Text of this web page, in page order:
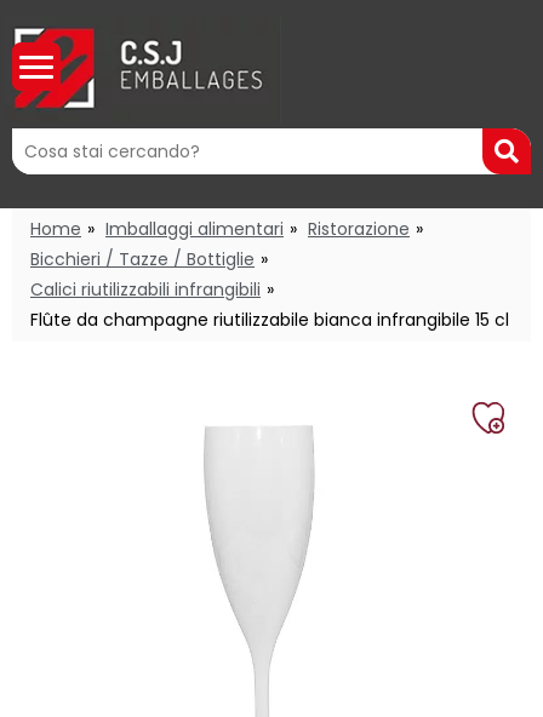
Mots
clés
:
Home Imballaggi alimentari
Ristorazione
Bicchieri / Tazze / Bottiglie
Calici riutilizzabili infrangibili
Flûte da champagne riutilizzabile bianca infrangibile 15 cl